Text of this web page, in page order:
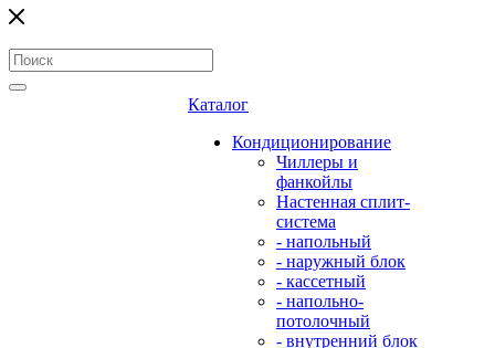
Каталог
Кондиционирование
Чиллеры и
фанкойлы
Настенная сплит-
система
- напольный
- наружный блок
- кассетный
- напольно-
потолочный
- внутренний блок